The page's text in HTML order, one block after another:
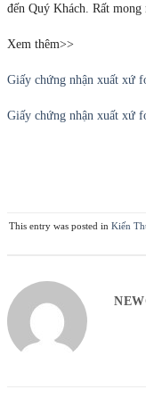
đến Quý Khách. Rất
Xem thêm>>
Giấy chứng nhận xuất xứ
Giấy chứng nhận xuất xứ
This entry was posted in Kiến